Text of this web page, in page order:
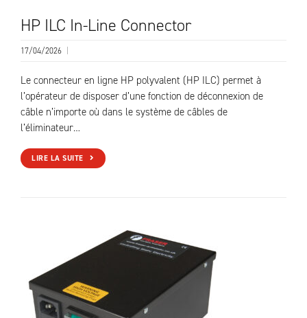
HP ILC In-Line Connector
17/04/2026
Le connecteur en ligne HP polyvalent (HP ILC) permet à
l’opérateur de disposer d’une fonction de déconnexion de
câble n’importe où dans le système de câbles de
l’éliminateur…
LIRE LA SUITE